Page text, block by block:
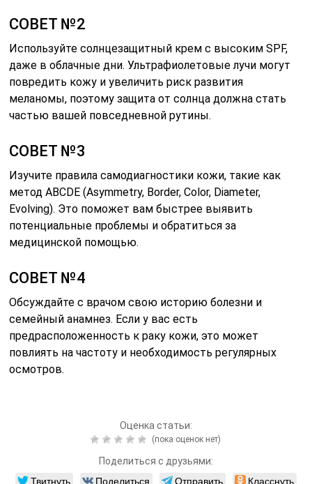
СОВЕТ №2
Используйте солнцезащитный крем с высоким SPF,
даже в облачные дни. Ультрафиолетовые лучи могут
повредить кожу и увеличить риск развития
меланомы, поэтому защита от солнца должна стать
частью вашей повседневной рутины.
СОВЕТ №3
Изучите правила самодиагностики кожи, такие как
метод ABCDE (Asymmetry, Border, Color, Diameter,
Evolving). Это поможет вам быстрее выявить
потенциальные проблемы и обратиться за
медицинской помощью.
СОВЕТ №4
Обсуждайте с врачом свою историю болезни и
семейный анамнез. Если у вас есть
предрасположенность к раку кожи, это может
повлиять на частоту и необходимость регулярных
осмотров.
Оценка статьи:
(пока оценок нет)
Поделиться с друзьями:
Твитнуть Поделиться Отправить Класснуть